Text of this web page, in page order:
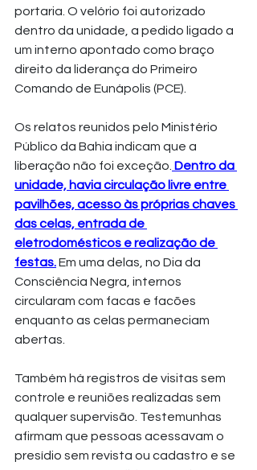
portaria. O velório foi autorizado
dentro da unidade, a pedido ligado a
um interno apontado como braço
direito da liderança do Primeiro
Comando de Eunápolis (PCE).
Os relatos reunidos pelo Ministério
Público da Bahia indicam que a
liberação não foi exceção. Dentro da
unidade, havia circulação livre entre
pavilhões, acesso às próprias chaves
das celas, entrada de
eletrodomésticos e realização de
festas. Em uma delas, no Dia da
Consciência Negra, internos
circularam com facas e facões
enquanto as celas permaneciam
abertas.
Também há registros de visitas sem
controle e reuniões realizadas sem
qualquer supervisão. Testemunhas
afirmam que pessoas acessavam o
presídio sem revista ou cadastro e se